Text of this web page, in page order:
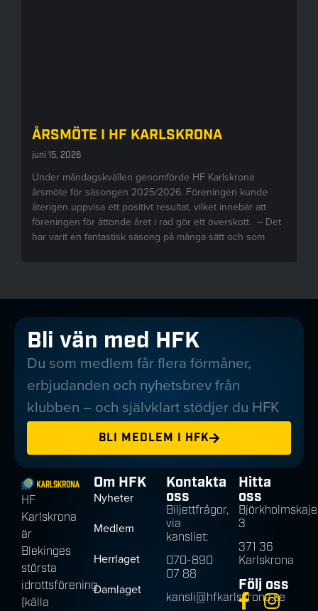
ÅRSMÖTE I HF KARLSKRONA
juni 15, 2026
Under måndagskvällen genomförde HF Karlskrona
årsmöte för säsongen 2025/2026. Föreningen kunde
återigen uppvisa ett positivt resultat, vilket innebär att
föreningen för åttonde året i rad gör ett överskott. – Det
har varit en fantastisk säsong på många sätt och som
Bli vän med HFK
Du som medlem får flera förmåner,
erbjudanden och nyhetsbrev från
klubben – och självklart stödjer du HFK
BLI MEDLEM I HFK
HF
Karlskrona
är
Blekinges
största
idrottsförening
(källa
Om HFK
Nyheter
Medlem
Herrlaget
Damlaget
Kontakta
oss
Biljettfrågor,
via
kansliet:
070-890
07 88
kansli@hfkarlskrona.se
Hitta
oss
3
371 36
Karlskrona
Följ oss